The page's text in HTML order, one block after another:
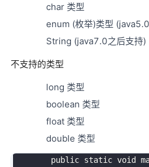
char 类型
enum (枚举)类型
String (java7.0之后支持)
不支持的类型
long 类型
boolean 类型
float 类型
double 类型
public static void